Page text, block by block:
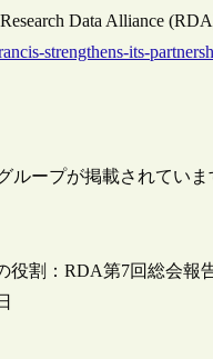
Data Alliance
strengthens-its-
ループが掲載されていま
役割：RDA第7回総会報